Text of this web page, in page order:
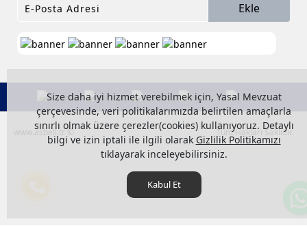
Size daha iyi hizmet verebilmek için, Yasal Mevzuat
çerçevesinde, veri politikalarımızda belirtilen amaçlarla
sınırlı olmak üzere çerezler(cookies) kullanıyoruz. Detaylı
bilgi ve izin iptali ile ilgili olarak Gizlilik Politikamızı
tıklayarak inceleyebilirsiniz.
Kabul Et
Ekle
www.asbell.tr © Tüm Hakları Saklıdır.